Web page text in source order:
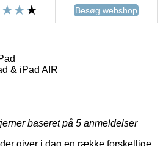
Besøg webshop
& iPad AIR
baseret på 5 anmeldelser
giver i dag en række forskellige